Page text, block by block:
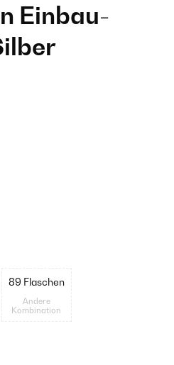
Einbau-
89 Flaschen
Andere
Kombination